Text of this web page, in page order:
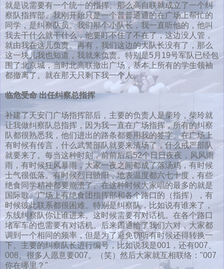
就是说需要有一个统一的指挥。那么高自联就成立了一个纠
察队指挥部。我刚开始只是一个普普通通的在广场上帮忙的
同学，是纠察队员。我们那个小队长，我一直听他的，他叫
我去干什么就干什么，他要盯不住了不在了，这边没人管，
就由我在这儿负责。再有，我们这边的大队长没有了，那么
这一块儿我也知道，我就来负责。特别是5月19号军队已经包
围了北京城，当时北高联撤出广场，基本上所有的学生领袖
都撤离了。就在那天只剩下我一个人。
临危受命 出任纠察总指挥
补建了天安门广场指挥部后，主要的负责人是柴玲，柴玲就
让我做纠察队总指挥，因为我一直在广场指挥，所有的纠察
队都很熟悉我，他们进出的路条都要用我的签字。在广场上
有时候有传言，什么武警部队就要来清场了，什么戒严部队
就要来了。每当这种时刻，前前后后52个日日夜夜，风风雨
雨，有时候狂风暴雨，大家一夜之间都成了落汤鸡，有时候
士气很低落。有时候烈日骄阳，地表温度都六七十度，有些
绝食同学精神都要崩溃了。在这种时候大家唱的最多的就是
国际歌。广场上有绝食团指挥部和各个路口的（指挥），有
时候彼此联系都很困难。特别是纠察队，比如说有谁来了，
东线纠察队你让谁进来。这时候需要有对话机。在各个路口
堵军车的也需要有对话机。后来四通给了我们六对，大家都
调到一个相同的频率，但是为了避免窃听有时候还得转换一
下。主要的纠察队长进行编号，比如说我是001，还有007、
008。很多人愿意要007。（笑）然后大家就互相联络："007
你在哪里？"